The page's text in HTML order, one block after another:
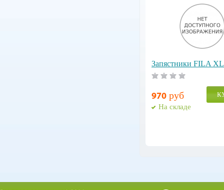
Запястники FILA
970 руб
На складе